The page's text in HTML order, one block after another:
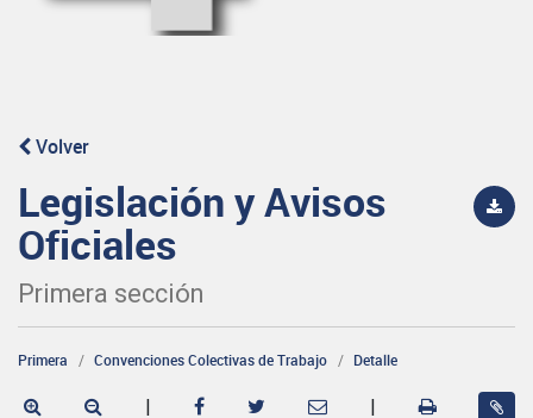
Volver
Legislación y Avisos
Oficiales
Primera sección
Primera Convenciones Colectivas de Trabajo Detalle
| |